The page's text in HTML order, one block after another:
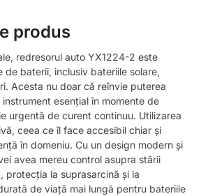
produs
redresorul auto YX1224-2 este
baterii, inclusiv bateriile solare,
Acesta nu doar că reînvie puterea
esențial în momente de
urgentă de curent continuu. Utilizarea
ceea ce îl face accesibil chiar și
în domeniu. Cu un design modern și
avea mereu control asupra stării
protecția la suprasarcină și la
de viață mai lungă pentru bateriile